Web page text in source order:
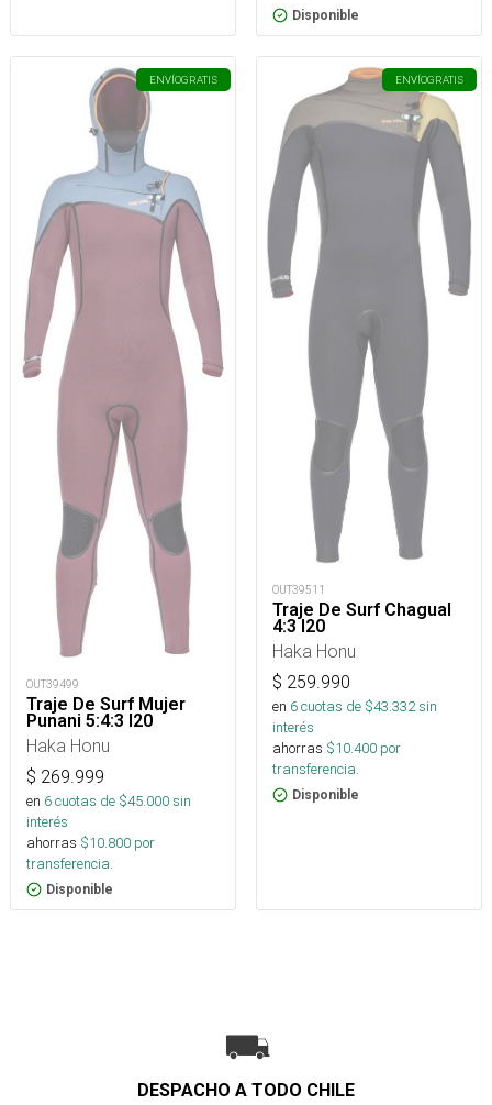
Disponible
ENVÍOGRATIS
OUT39499
Traje De Surf Mujer
Punani 5:4:3 I20
Haka Honu
$ 269.999
en 6cuotas de $45.000sin
interés
ahorras $10.800 por
transferencia.
Disponible
ENVÍOGRATIS
OUT39511
Traje De Surf Chagual
4:3 I20
Haka Honu
$ 259.990
en 6cuotas de $43.332sin
interés
ahorras $10.400 por
transferencia.
Disponible
DESPACHO A TODO CHILE